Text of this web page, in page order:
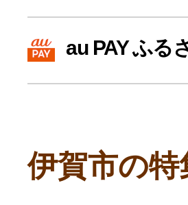
給与所得者版
副業・パラ
au PAY ふる
伊賀市の特